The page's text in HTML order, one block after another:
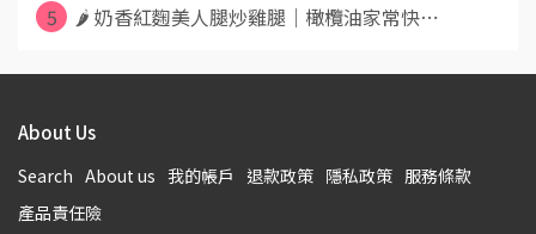
5
🌶️ 奶香紅麴美人腿炒雞腿｜橄欖油家常快⋯
About Us
Search About us 我的帳戶 退款政策 隱私政策 服務條款
產品責任險